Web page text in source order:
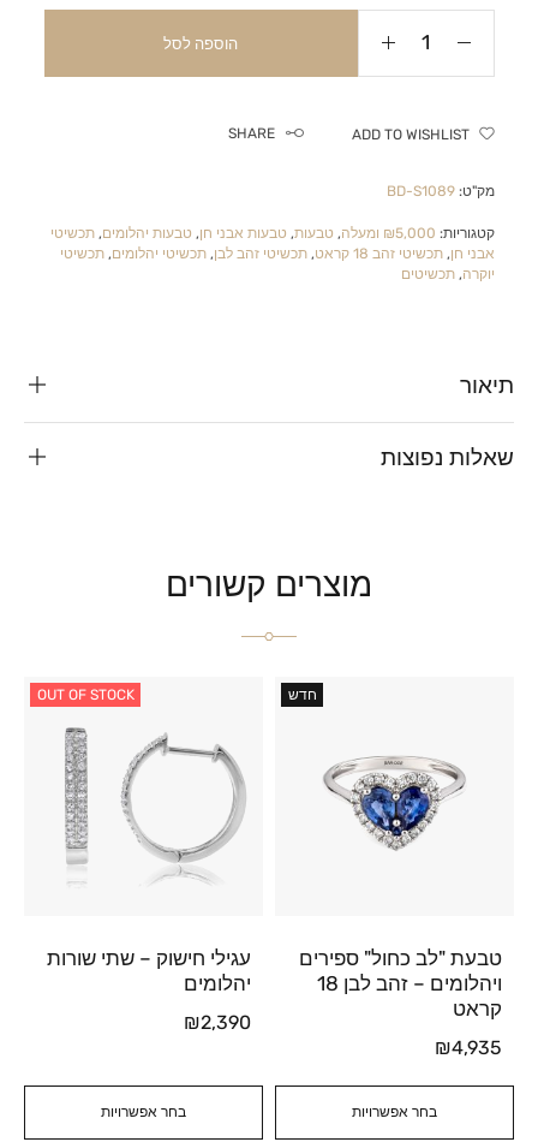
הוספה לסל
ADD TO WISHLIST
SHARE
מק"ט:BD-S1089
קטגוריות: ₪5,000 ומעלה , טבעות, טבעות אבני חן, טבעות יהלומים,תכשיטי
אבני חן,תכשיטי זהב 18 קראט ,תכשיטי זהב לבן,תכשיטי יהלומים,תכשיטי
יוקרה,תכשיטים
תיאור
שאלות נפוצות
מוצרים קשורים
חדש
בחר אפשרויות
טבעת "לב כחול" ספירים
ויהלומים – זהב לבן 18
קראט
₪4,935
OUT OF STOCK
בחר אפשרויות
עגילי חישוק – שתי שורות
יהלומים
₪2,390